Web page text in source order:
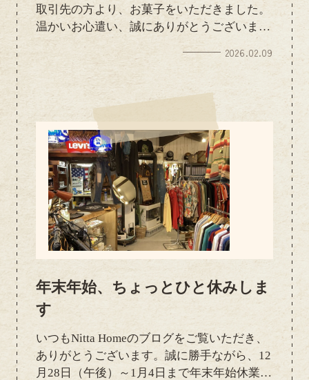
取引先の方より、お菓子をいただきました。
温かいお心遣い、誠にありがとうございま
す。心のこもった贈り物に、社内和やかな雰
囲気になりました。こうしたご縁を大切にし
ながら、これからも地域の皆さまに喜んでい
ただける不動産サービスを提供してまいりま
す。ご担当者様、いつもありがとうございま
す。
2026.02.09
年末年始、ちょっとひと休みしま
す
いつもNitta Homeのブログをご覧いただき、
ありがとうございます。誠に勝手ながら、12
月28日（午後）～1月4日まで年末年始休業と